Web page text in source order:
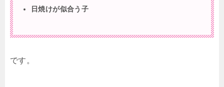
日焼けが似合う子
です。